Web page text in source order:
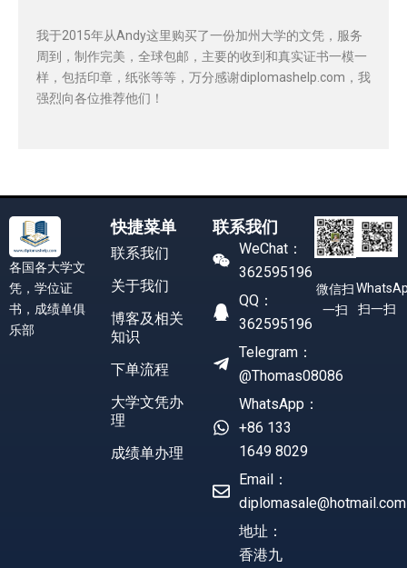
我于2015年从Andy这里购买了一份加州大学的文凭，服务
周到，制作完美，全球包邮，主要的收到和真实证书一模一
样，包括印章，纸张等等，万分感谢diplomashelp.com，我
强烈向各位推荐他们！
各国各大学文
凭，学位证
书，成绩单俱
乐部
快捷菜单
联系我们
关于我们
博客及相关
知识
下单流程
大学文凭办
理
成绩单办理
联系我们
WeChat：
362595196
QQ：
362595196
Telegram：
@Thomas08086
WhatsApp：
+86 133
1649 8029
Email：
diplomasale@hotmail.com
地址：
香港九
微信扫
一扫
扫一扫